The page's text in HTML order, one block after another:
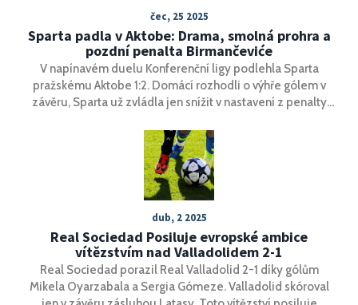
čec, 25 2025
Sparta padla v Aktobe: Drama, smolná prohra a
pozdní penalta Birmančeviće
V napínavém duelu Konferenční ligy podlehla Sparta
pražskému Aktobe 1:2. Domácí rozhodli o výhře gólem v
závěru, Sparta už zvládla jen snížit v nastavení z penalty
dub, 2 2025
Real Sociedad Posiluje evropské ambice
vítězstvím nad Valladolidem 2-1
Real Sociedad porazil Real Valladolid 2-1 díky gólům
Mikela Oyarzabala a Sergia Gómeze. Valladolid skóroval